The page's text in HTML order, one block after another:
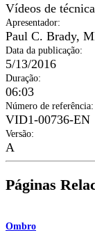
Vídeos de
Apresentador:
Paul C. Brady,
Data da publicação:
5/13/2016
Duração:
06:03
Número de referência:
VID1-00736-EN
Versão:
A
Páginas
Ombro